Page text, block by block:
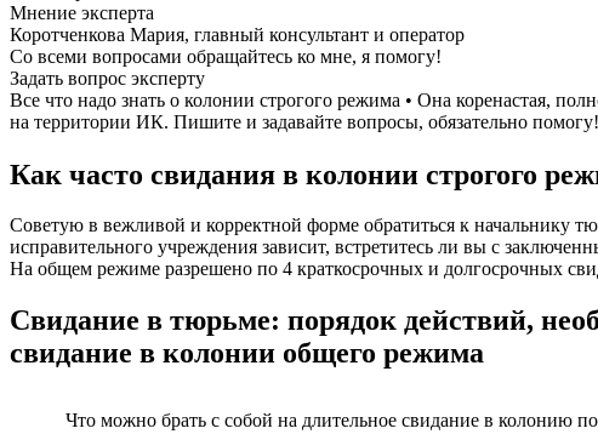
Мнение эксперта
Коротченкова Мария, главный консультант и оператор
Со всеми вопросами обращайтесь ко мне, я помогу!
Задать вопрос эксперту
Все что надо знать о колонии строгого режима • Она коренастая,
на территории ИК. Пишите и задавайте вопросы, обязательно помогу!
Как часто свидания в колонии строгого
Советую в вежливой и корректной форме обратиться к начальнику
исправительного учреждения зависит, встретитесь ли вы с
На общем режиме разрешено по 4 краткосрочных и долгосрочных
Свидание в тюрьме: порядок действий,
свидание в колонии общего режима
Что можно брать с собой на длительное свидание в колонию